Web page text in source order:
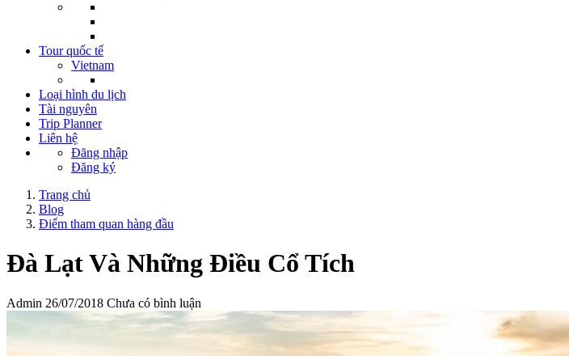
Tour quốc tế
Vietnam
Loại hình du lịch
Tài nguyên
Trip Planner
Liên hệ
Đăng nhập
Đăng ký
Trang chủ
Blog
Điểm tham quan hàng đầu
Đà Lạt Và Những Điều Cổ Tích
Admin 26/07/2018 Chưa có bình luận